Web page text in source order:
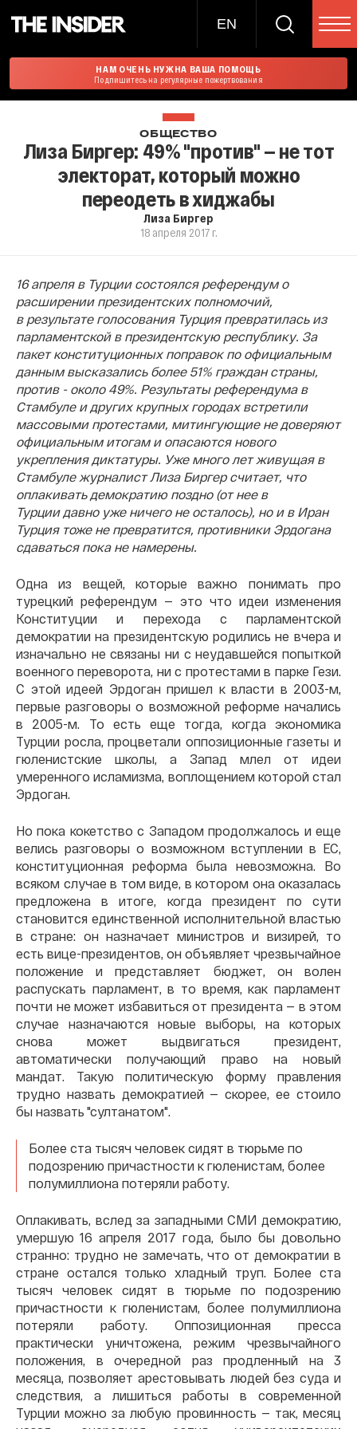
EN
НАМ ОЧЕНЬ НУЖНА ВАША ПОМОЩЬ
Подпишитесь на регулярные пожертвования
ОБЩЕСТВО
Лиза Биргер: 49% "против" — не тот
электорат, который можно
переодеть в хиджабы
Лиза Биргер
18 апреля 2017 г.
16 апреля в Турции состоялся референдум о
расширении президентских полномочий,
в результате голосования Турция превратилась из
парламентской в президентскую республику. За
пакет конституционных поправок по официальным
данным высказались более 51% граждан страны,
против - около 49%. Результаты референдума в
Стамбуле и других крупных городах встретили
массовыми протестами, митингующие не доверяют
официальным итогам и опасаются нового
укрепления диктатуры. Уже много лет живущая в
Стамбуле журналист Лиза Биргер считает, что
оплакивать демократию поздно (от нее в
Турции давно уже ничего не осталось), но и в Иран
Турция тоже не превратится, противники Эрдогана
сдаваться пока не намерены.
Одна из вещей, которые важно понимать про
турецкий референдум — это что идеи изменения
Конституции и перехода с парламентской
демократии на президентскую родились не вчера и
изначально не связаны ни с неудавшейся попыткой
военного переворота, ни с протестами в парке Гези.
С этой идеей Эрдоган пришел к власти в 2003-м,
первые разговоры о возможной реформе начались
в 2005-м. То есть еще тогда, когда экономика
Турции росла, процветали оппозиционные газеты и
гюленистские школы, а Запад млел от идеи
умеренного исламизма, воплощением которой стал
Эрдоган.
Но пока кокетство с Западом продолжалось и еще
велись разговоры о возможном вступлении в ЕС,
конституционная реформа была невозможна. Во
всяком случае в том виде, в котором она оказалась
предложена в итоге, когда президент по сути
становится единственной исполнительной властью
в стране: он назначает министров и визирей, то
есть вице-президентов, он объявляет чрезвычайное
положение и представляет бюджет, он волен
распускать парламент, в то время, как парламент
почти не может избавиться от президента — в этом
случае назначаются новые выборы, на которых
снова может выдвигаться президент,
автоматически получающий право на новый
мандат. Такую политическую форму правления
трудно назвать демократией — скорее, ее стоило
бы назвать "султанатом".
Более ста тысяч человек сидят в тюрьме по
подозрению причастности к гюленистам, более
полумиллиона потеряли работу.
Оплакивать, вслед за западными СМИ демократию,
умершую 16 апреля 2017 года, было бы довольно
странно: трудно не замечать, что от демократии в
стране остался только хладный труп. Более ста
тысяч человек сидят в тюрьме по подозрению
причастности к гюленистам, более полумиллиона
потеряли работу. Оппозиционная пресса
практически уничтожена, режим чрезвычайного
положения, в очередной раз продленный на 3
месяца, позволяет арестовывать людей без суда и
следствия, а лишиться работы в современной
Турции можно за любую провинность — так, месяц